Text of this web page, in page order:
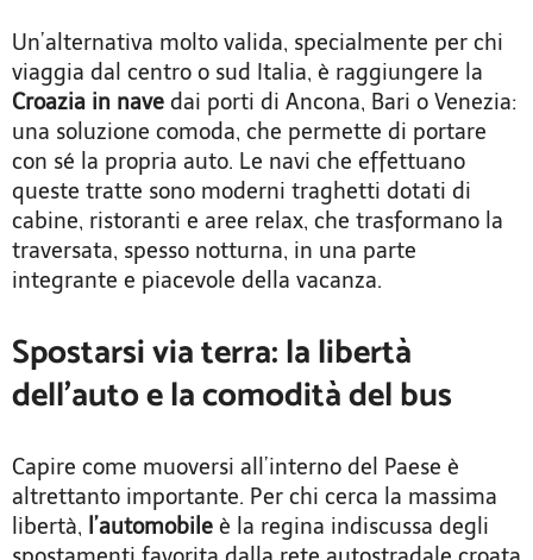
Un’alternativa molto valida, specialmente per chi
viaggia dal centro o sud Italia, è raggiungere la
Croazia in nave dai porti di Ancona, Bari o Venezia:
una soluzione comoda, che permette di portare
con sé la propria auto. Le navi che effettuano
queste tratte sono moderni traghetti dotati di
cabine, ristoranti e aree relax, che trasformano la
traversata, spesso notturna, in una parte
integrante e piacevole della vacanza.
Spostarsi via terra: la libertà
dell’auto e la comodità del bus
Capire come muoversi all’interno del Paese è
altrettanto importante. Per chi cerca la massima
libertà, l’automobile è la regina indiscussa degli